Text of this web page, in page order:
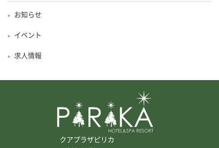
お知らせ
イベント
求人情報
クアプラザピリカ